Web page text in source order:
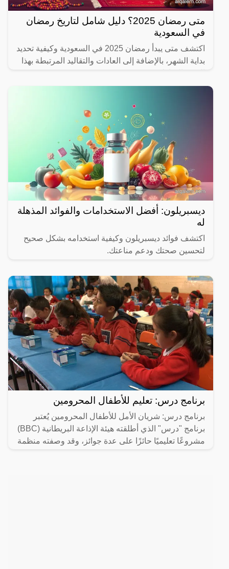
متى رمضان 2025؟ دليل شامل لتاريخ رمضان
في السعودية
اكتشف متى يبدأ رمضان 2025 في السعودية وكيفية تحديد
بداية الشهر، بالإضافة إلى العادات والتقاليد المرتبطة بهذا
ديسبريلون: أفضل الاستخدامات والفوائد المذهلة
له
اكتشف فوائد ديسبريلون وكيفية استخدامه بشكل صحيح
لتحسين صحتك ودعم مناعتك.
برنامج درس: تعليم للأطفال المحرومين
برنامج درس: شريان الأمل للأطفال المحرومين يُعتبر
برنامج "درس" الذي أطلقته هيئة الإذاعة البريطانية (BBC)
مشروعًا تعليميًا حائزًا على عدة جوائز، وقد وصفته منظمة